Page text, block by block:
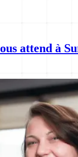
attend à